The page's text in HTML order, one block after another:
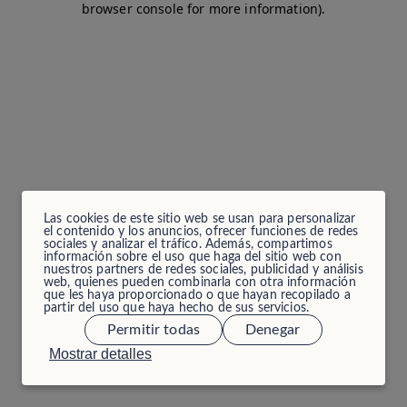
Las cookies de este sitio web se usan para personalizar
el contenido y los anuncios, ofrecer funciones de redes
sociales y analizar el tráfico. Además, compartimos
información sobre el uso que haga del sitio web con
nuestros partners de redes sociales, publicidad y análisis
web, quienes pueden combinarla con otra información
que les haya proporcionado o que hayan recopilado a
partir del uso que haya hecho de sus servicios.
Mostrar detalles
Permitir todas Denegar
browser console for more information).